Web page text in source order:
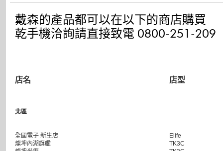
戴森的產品都可以在以下的商店購買
乾手機洽詢請直接致電 0800-251-209
店名 店型
北區
全國電子 新生店
Elife
燦坤內湖旗艦
TK3C